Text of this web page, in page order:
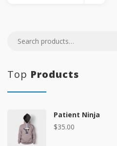
Top Products
Patient Ninja
$35.00